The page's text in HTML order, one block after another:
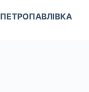
ПЕТРОПАВЛІВКА